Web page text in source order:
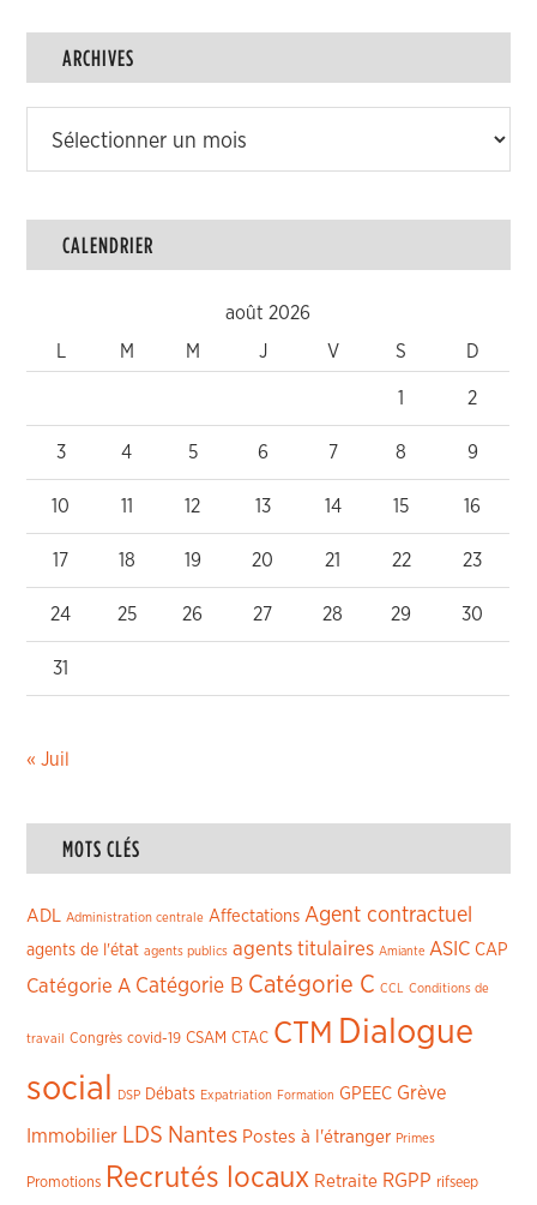
ARCHIVES
CALENDRIER
août 2026
M M J V S D
1 2
3 4 5 6 7 8 9
10 11 12 13 14 15 16
17 18 19 20 21 22 23
24 25 26 27 28 29 30
31
« Juil
MOTS CLÉS
ADL Administration centrale Affectations Agent contractuel
agents de l'état agents publics agents titulaires Amiante ASIC CAP
Catégorie A Catégorie B Catégorie C CCL Conditions de
travail Congrès covid-19 CSAM CTAC CTM Dialogue
social
DSP Débats Expatriation Formation GPEEC Grève
Immobilier LDS Nantes Postes à l'étranger Primes
Promotions Recrutés locaux Retraite RGPP rifseep